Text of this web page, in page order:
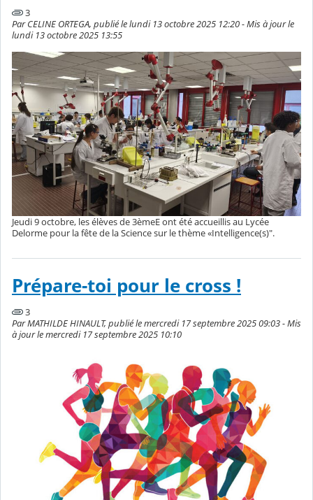
3
Par CELINE ORTEGA, publié le lundi 13 octobre 2025 12:20 - Mis à jour le
lundi 13 octobre 2025 13:55
Jeudi 9 octobre, les élèves de 3èmeE ont été accueillis au Lycée
Delorme pour la fête de la Science sur le thème «Intelligence(s)".
Prépare-toi pour le cross !
3
Par MATHILDE HINAULT, publié le mercredi 17 septembre 2025 09:03 - Mis
à jour le mercredi 17 septembre 2025 10:10